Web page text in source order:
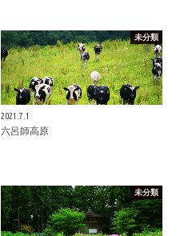
未分類
2021.7.1
六呂師高原
未分類